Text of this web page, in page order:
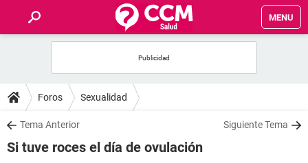
MENU
FORUMS
SALUD
Foros Sexualidad
Tema Anterior Siguiente Tema
Si tuve roces el día de ovulación